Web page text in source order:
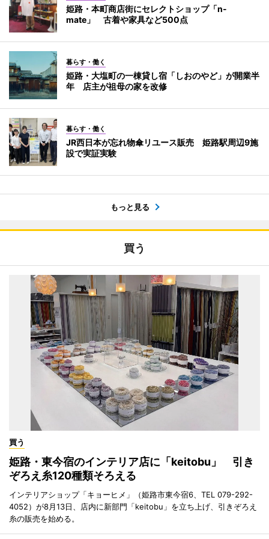
姫路・本町商店街にセレクトショップ「n-
mate」 古着や家具など500点
暮らす・働く
姫路・大塩町の一棟貸し宿「しおのやど」が開業半
年 店主が祖母の家を改修
暮らす・働く
JR西日本が忘れ物傘リユース販売 姫路駅周辺9施
設で実証実験
もっと見る
買う
買う
姫路・東今宿のインテリア店に「keitobu」 引き
ぞろえ糸120種類そろえる
インテリアショップ「キョーヒメ」（姫路市東今宿6、TEL 079-292-
4052）が8月13日、店内に新部門「keitobu」を立ち上げ、引きぞろえ
糸の販売を始める。